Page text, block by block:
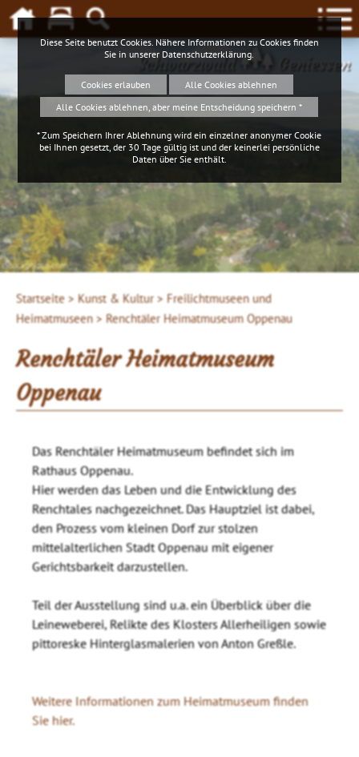
Schwarzwald Geniessen
iStockphoto.com
Startseite > Kunst & Kultur > Freilichtmuseen und
Heimatmuseen > Renchtäler Heimatmuseum Oppenau
Renchtäler Heimatmuseum
Oppenau
Das Renchtäler Heimatmuseum befindet sich im
Rathaus Oppenau.
Hier werden das Leben und die Entwicklung des
Renchtales nachgezeichnet. Das Hauptziel ist dabei,
den Prozess vom kleinen Dorf zur stolzen
mittelalterlichen Stadt Oppenau mit eigener
Gerichtsbarkeit darzustellen.
Teil der Ausstellung sind u.a. ein Überblick über die
Leineweberei, Relikte des Klosters Allerheiligen sowie
pittoreske Hinterglasmalerien von Anton Greßle.
Weitere Informationen zum Heimatmuseum finden
Sie hier.
Diese Seite benutzt Cookies. Nähere Informationen zu Cookies finden
Sie in unserer Datenschutzerklärung
Cookies erlauben
Alle Cookies ablehnen
Alle Cookies ablehnen, aber meine Entscheidung speichern *
* Zum Speichern Ihrer Ablehnung wird ein einzelner anonymer Cookie
bei Ihnen gesetzt, der 30 Tage gültig ist und der keinerlei persönliche
Daten über Sie enthält.